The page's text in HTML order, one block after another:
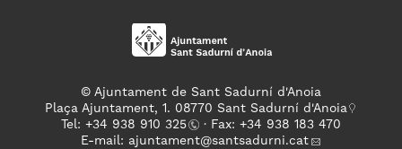
© Ajuntament de Sant Sadurní d'Anoia
Plaça Ajuntament, 1. 08770 Sant Sadurní d'Anoia
Tel: +34 938 910 325
· Fax: +34 938 183 470
E-mail: ajuntament@santsadurni.cat